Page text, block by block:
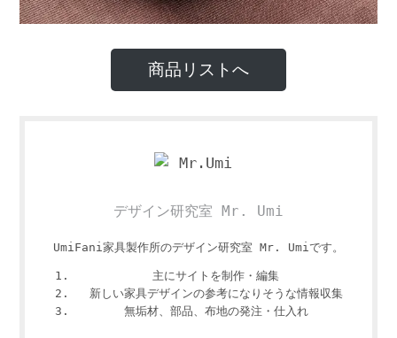
商品リストへ
デザイン研究室 Mr. Umi
UmiFani家具製作所のデザイン研究室 Mr. Umiです。
主にサイトを制作・編集
新しい家具デザインの参考になりそうな情報収集
無垢材、部品、布地の発注・仕入れ